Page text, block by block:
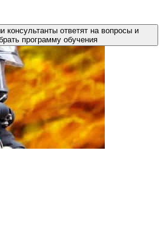
консультанты ответят на вопросы и
программу обучения